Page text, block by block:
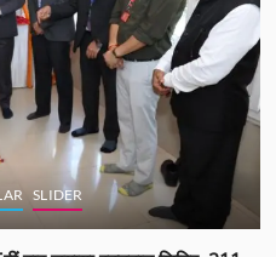
SLIDER